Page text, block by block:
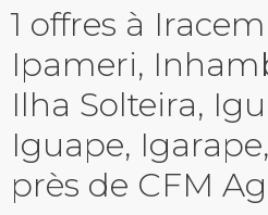
1 offres à
Ipameri,
Ilha Solteira,
Iguape,
près de CFM